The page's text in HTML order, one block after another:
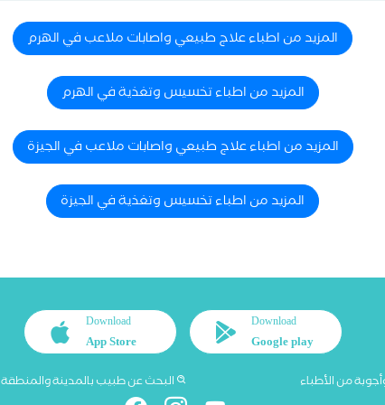
المزيد من اطباء علاج طبيعي واصابات ملاعب في الهرم
المزيد من اطباء تخسيس وتغذية في الهرم
المزيد من اطباء علاج طبيعي واصابات ملاعب في الجيزة
المزيد من اطباء تخسيس وتغذية في الجيزة
Download
Google play
Download
App Store
من الأطباء البحث عن طبيب بالمدينة والمنطقة